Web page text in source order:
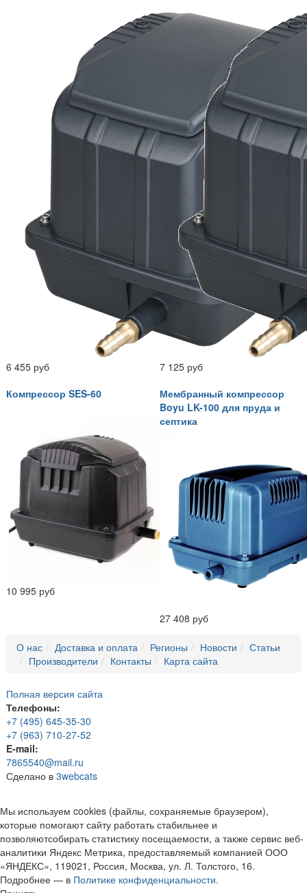
6 455 руб
7 125 руб
Компрессор SES-60
10 995 руб
Мембранный компрессор
Boyu LK-100 для пруда и
септика
27 408 руб
О нас Доставка и оплата Регионы Новости
Статьи
Производители
Контакты Карта сайта
Полная версия сайта
Телефоны:
+7 (495) 645-35-30
+7 (963) 710-27-52
E-mail:
7865540@mail.ru
Сделано в 3webcats
Мы используем cookies (файлы, сохраняемые браузером),
которые помогают сайту работать стабильнее и
позволяютсобирать статистику посещаемости, а также сервис веб-
аналитики Яндекс Метрика, предоставляемый компанией ООО
«ЯНДЕКС», 119021, Россия, Москва, ул. Л. Толстого, 16.
Подробнее — в Политике конфиденциальности.